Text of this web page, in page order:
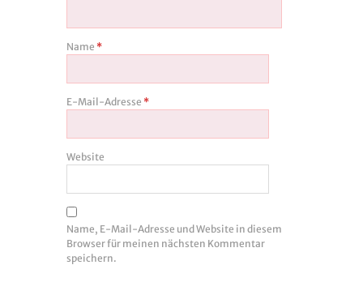
Name *
E-Mail-Adresse *
Website
Name, E-Mail-Adresse und Website in diesem
Browser für meinen nächsten Kommentar
speichern.